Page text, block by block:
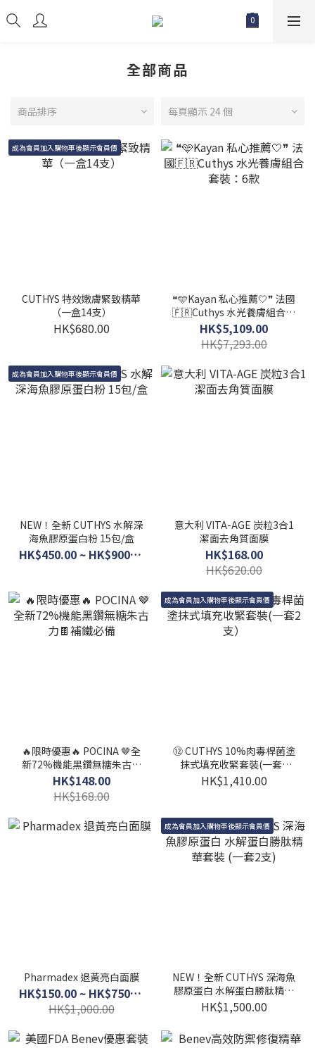
全部商品
商品排序 每頁顯示 24 個
成為會員加入購物車後顯示會員價
CUTHYS 特效嫩膚緊致精華
（一盒14支）
HK$680.00
❝🩵Kayan 私心推薦🤍❞ 法國
🇫🇷Cuthys 水光養膚組合套
裝：6款
HK$5,109.00
HK$7,293.00
成為會員加入購物車後顯示會員價
NEW！全新 CUTHYS 水解深
海魚膠原蛋白粉 15包/盒
HK$450.00 ~ HK$900.00
意大利 VITA-AGE 炭粒3合1
潔面去角質面膜
HK$168.00
HK$620.00
🔥限時優惠🔥 POCINA 🤎全
新72%機能黑鑽無糖朱古力
🍫補鐵必備
HK$148.00
HK$168.00
成為會員加入購物車後顯示會員價
⑫ CUTHYS 10%肉毒桿菌塗
抹式填充收緊套裝(一套2
支）
HK$1,410.00
Pharmadex 退黃亮白面膜
HK$150.00 ~ HK$750.00
HK$1,000.00
成為會員加入購物車後顯示會員價
NEW！全新 CUTHYS 深海魚
膠原蛋白 水解蛋白勝肽精華
套裝 (一套2支)
HK$1,500.00